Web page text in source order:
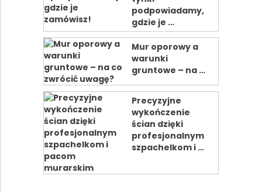
podpowiadamy,
gdzie je …
Mur oporowy a
warunki
gruntowe – na …
Precyzyjne
wykończenie
ścian dzięki
profesjonalnym
szpachelkom i …